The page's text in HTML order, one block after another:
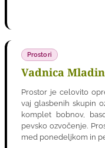
Prostori
Vadnica
Prostor je celovito
vaj glasbenih skupin
komplet bobnov,
pevsko ozvočenje.
med ponedeljkom in